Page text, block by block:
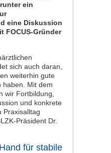
ein
eine Diskussion
FOCUS-Gründer
sich auch daran,
weiterhin gute
haben. Mit dem
wir Fortbildung,
und konkrete
Praxisalltag
Präsident Dr.
für stabile